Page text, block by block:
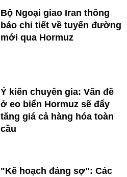
Bộ Ngoại giao Iran thông
báo chi tiết về tuyến đường
mới qua Hormuz
Ý kiến chuyên gia: Vấn đề
ở eo biển Hormuz sẽ đẩy
tăng giá cả hàng hóa toàn
cầu
"Kế hoạch đáng sợ": Các